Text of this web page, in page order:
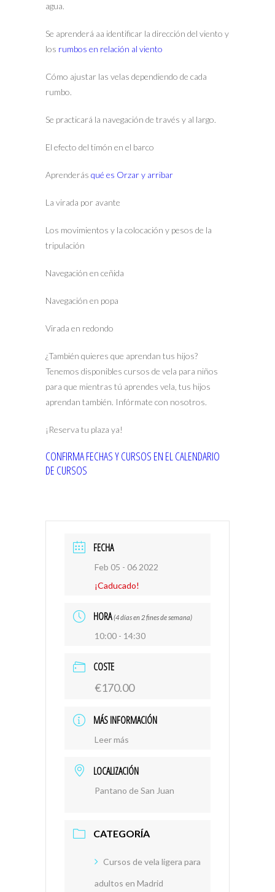
agua.
Se aprenderá aa identificar la dirección del viento y
los rumbos en relación al viento
Cómo ajustar las velas dependiendo de cada
rumbo.
Se practicará la navegación de través y al largo.
El efecto del timón en el barco
Aprenderás qué es Orzar y arribar
La virada por avante
Los movimientos y la colocación y pesos de la
tripulación
Navegación en ceñida
Navegación en popa
Virada en redondo
¿También quieres que aprendan tus hijos?
Tenemos disponibles cursos de vela para niños
para que mientras tú aprendes vela, tus hijos
aprendan también. Infórmate con nosotros.
¡Reserva tu plaza ya!
CONFIRMA FECHAS Y CURSOS EN EL CALENDARIO
DE CURSOS
FECHA
Feb 05 - 06 2022
¡Caducado!
HORA (4 días en 2 fines de semana)
10:00 - 14:30
COSTE
€170.00
MÁS INFORMACIÓN
Leer más
LOCALIZACIÓN
Pantano de San Juan
CATEGORÍA
Cursos de vela ligera para
adultos en Madrid